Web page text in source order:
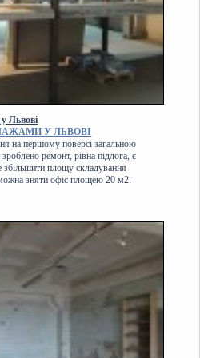
Львові
У ЛЬВОВІ
на першому поверсі загальною
ремонт, рівна підлога, є
збільшити площу складування
зняти офіс площею 20 м2.